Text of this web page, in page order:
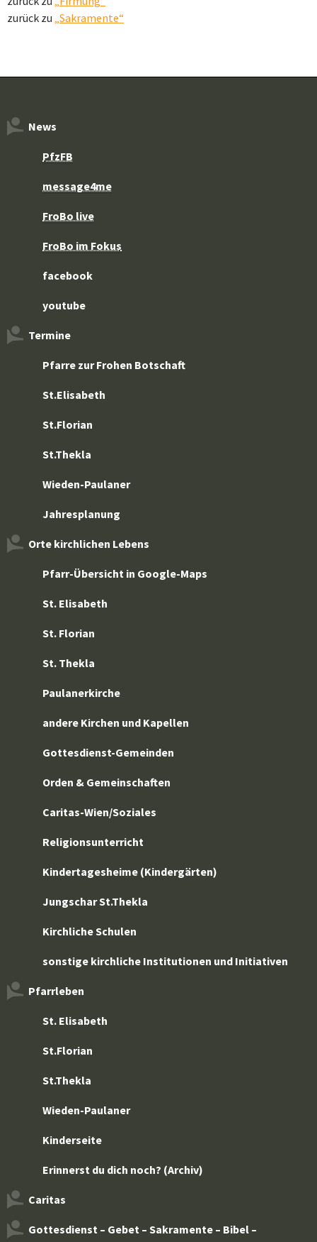
zurück zu „Sakramente“
News
PfzFB
message4me
FroBo live
FroBo im Fokus
facebook
youtube
Termine
Pfarre zur Frohen Botschaft
St.Elisabeth
St.Florian
St.Thekla
Wieden-Paulaner
Jahresplanung
Orte kirchlichen Lebens
Pfarr-Übersicht in Google-Maps
St. Elisabeth
St. Florian
St. Thekla
Paulanerkirche
andere Kirchen und Kapellen
Gottesdienst-Gemeinden
Orden & Gemeinschaften
Caritas-Wien/Soziales
Religionsunterricht
Kindertagesheime (Kindergärten)
Jungschar St.Thekla
Kirchliche Schulen
sonstige kirchliche Institutionen und Initiativen
Pfarrleben
St. Elisabeth
St.Florian
St.Thekla
Wieden-Paulaner
Kinderseite
Erinnerst du dich noch? (Archiv)
Caritas
Gottesdienst – Gebet – Sakramente – Bibel –